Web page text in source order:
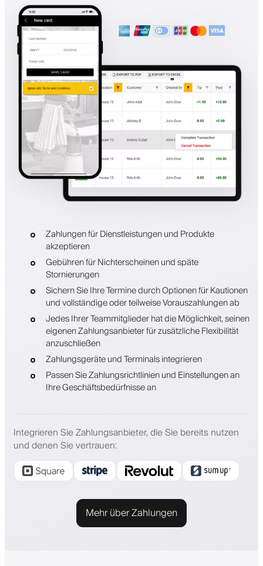
Zahlungen für Dienstleistungen und Produkte
akzeptieren
Gebühren für Nichterscheinen und späte
Stornierungen
Sichern Sie Ihre Termine durch Optionen für Kautionen
und vollständige oder teilweise Vorauszahlungen ab
Jedes Ihrer Teammitglieder hat die Möglichkeit, seinen
eigenen Zahlungsanbieter für zusätzliche Flexibilität
anzuschließen
Zahlungsgeräte und Terminals integrieren
Passen Sie Zahlungsrichtlinien und Einstellungen an
Ihre Geschäftsbedürfnisse an
Integrieren Sie Zahlungsanbieter, die Sie bereits nutzen
und denen Sie vertrauen:
Mehr über Zahlungen